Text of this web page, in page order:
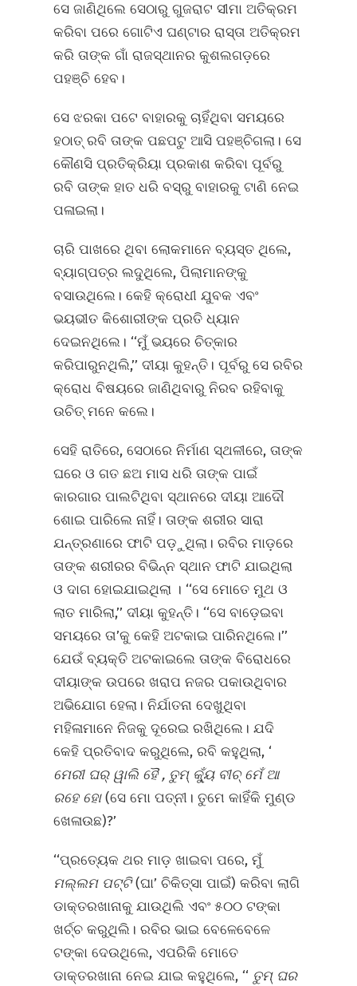
ସେ ଜାଣିଥିଲେ ସେଠାରୁ ଗୁଜରାଟ ସୀମା ଅତିକ୍ରମ
କରିବା ପରେ ଗୋଟିଏ ଘଣ୍ଟାର ରାସ୍ତା ଅତିକ୍ରମ
କରି ତାଙ୍କ ଗାଁ ରାଜସ୍ଥାନର କୁଶଲଗଡ଼ରେ
ପହଞ୍ଚି ହେବ।
ସେ ଝରକା ପଟେ ବାହାରକୁ ଚାହିଁଥିବା ସମୟରେ
ହଠାତ୍‌ ରବି ତାଙ୍କ ପଛପଟୁ ଆସି ପହଞ୍ଚିଗଲା। ସେ
କୌଣସି ପ୍ରତିକ୍ରିୟା ପ୍ରକାଶ କରିବା ପୂର୍ବରୁ
ରବି ତାଙ୍କ ହାତ ଧରି ବସ୍‌ରୁ ବାହାରକୁ ଟାଣି ନେଇ
ପଳାଇଲା।
ଚାରି ପାଖରେ ଥିବା ଲୋକମାନେ ବ୍ୟସ୍ତ ଥିଲେ,
ବ୍ୟାଗ୍‌ପତ୍ର ଲଦୁଥିଲେ, ପିଲାମାନଙ୍କୁ
ବସାଉଥିଲେ। କେହି କ୍ରୋଧୀ ଯୁବକ ଏବଂ
ଭୟଭୀତ କିଶୋରୀଙ୍କ ପ୍ରତି ଧ୍ୟାନ
ଦେଇନଥିଲେ। ‘‘ମୁଁ ଭୟରେ ଚିତ୍କାର
କରିପାରୁନଥିଲି,’’ ଦୀୟା କୁହନ୍ତି। ପୂର୍ବରୁ ସେ ରବିର
କ୍ରୋଧ ବିଷୟରେ ଜାଣିଥିବାରୁ ନିରବ ରହିବାକୁ
ଉଚିତ୍‌ ମନେ କଲେ।
ସେହି ରାତିରେ, ସେଠାରେ ନିର୍ମାଣ ସ୍ଥଳୀରେ, ତାଙ୍କ
ଘରେ ଓ ଗତ ଛଅ ମାସ ଧରି ତାଙ୍କ ପାଇଁ
କାରଗାର ପାଲଟିଥିବା ସ୍ଥାନରେ ଦୀୟା ଆଦୌ
ଶୋଇ ପାରିଲେ ନାହିଁ। ତାଙ୍କ ଶରୀର ସାରା
ଯନ୍ତ୍ରଣାରେ ଫାଟି ପଡ଼ୁଥିଲା। ରବିର ମାଡ଼ରେ
ତାଙ୍କ ଶରୀରର ବିଭିନ୍ନ ସ୍ଥାନ ଫାଟି ଯାଇଥିଲା
ଓ ଦାଗ ହୋଇଯାଇଥିଲା । ‘‘ସେ ମୋତେ ମୁଥ ଓ
ଲାତ ମାରିଲା,’’ ଦୀୟା କୁହନ୍ତି। ‘‘ସେ ବାଡ଼େଇବା
ସମୟରେ ତା’କୁ କେହି ଅଟକାଇ ପାରିନଥିଲେ।’’
ଯେଉଁ ବ୍ୟକ୍ତି ଅଟକାଇଲେ ତାଙ୍କ ବିରୋଧରେ
ଦୀୟାଙ୍କ ଉପରେ ଖରାପ ନଜର ପକାଉଥିବାର
ଅଭିଯୋଗ ହେଲା। ନିର୍ଯାତନା ଦେଖୁଥିବା
ମହିଳାମାନେ ନିଜକୁ ଦୂରେଇ ରଖିଥିଲେ। ଯଦି
କେହି ପ୍ରତିବାଦ କରୁଥିଲେ, ରବି କହୁଥିଲା, ‘
ମେରୀ ଘର୍‌ ୱାଲି ହୈ, ତୁମ୍‌ କ୍ୟୁଁ ବୀଚ୍‌ ମେଁ ଆ
ରହେ ହୋ(ସେ ମୋ ପତ୍ନୀ। ତୁମେ କାହିଁକି ମୁଣ୍ଡ
ଖେଳାଉଛ)?’
‘‘ପ୍ରତ୍ୟେକ ଥର ମାଡ଼ ଖାଇବା ପରେ, ମୁଁ
ମଲ୍ଲମ ପଟ୍ଟି(ଘା’ ଚିକିତ୍ସା ପାଇଁ) କରିବା ଲାଗି
ଡାକ୍ତରଖାନାକୁ ଯାଉଥିଲି ଏବଂ ୫୦୦ ଟଙ୍କା
ଖର୍ଚ୍ଚ କରୁଥିଲି। ରବିର ଭାଇ ବେଳେବେଳେ
ଟଙ୍କା ଦେଉଥିଲେ, ଏପରିକି ମୋତେ
ଡାକ୍ତରଖାନା ନେଇ ଯାଇ କହୁଥିଲେ, ‘‘ ତୁମ୍‌ ଘର